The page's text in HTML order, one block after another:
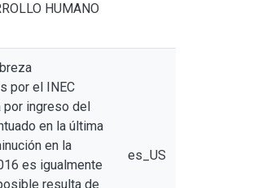
HUMANO
por el INEC
por ingreso del
en la última
en la
es igualmente
resulta de
es_US